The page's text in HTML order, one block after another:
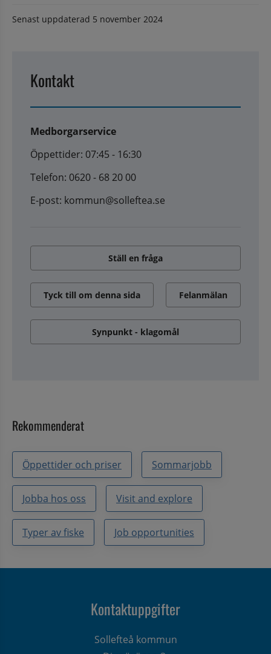
Senast uppdaterad 5 november 2024
Kontakt
Medborgarservice
Öppettider: 07:45 - 16:30
Telefon: 0620 - 68 20 00
E-post: kommun@solleftea.se
Ställ en fråga
Tyck till om denna sida Felanmälan
Synpunkt - klagomål
Rekommenderat
Öppettider och priser Sommarjobb
Jobba hos oss Visit and explore
Typer av fiske Job opportunities
Kontaktuppgifter
Sollefteå kommun